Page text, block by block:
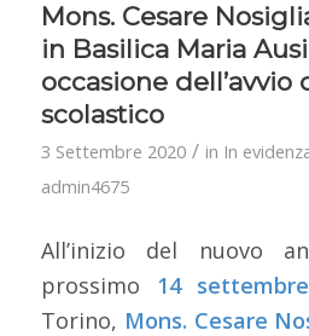
Mons. Cesare
in Basilica Maria
occasione dell’avvio
scolastico
3 Settembre 2020 / in In
admin4675
All’inizio del nuovo
prossimo 14 settembre
Torino, Mons. Cesare